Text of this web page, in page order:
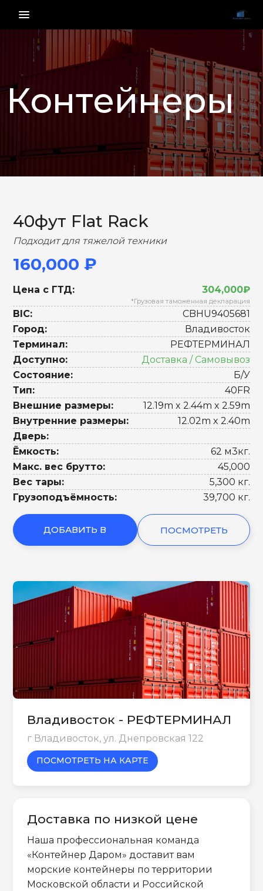
menu_vert
Контейнеры
НАЗАД ВПЕРЕД
40фут Flat Rack
Подходит для тяжелой техники
160,000 ₽
Цена с ГТД: 304,000₽
*Грузовая таможенная декларация
BIC:
CBHU9405681
Город:
Владивосток
Терминал:
РЕФТЕРМИНАЛ
Доступно:
Доставка / Самовывоз
Состояние:
Б/У
Тип:
40FR
Внешние размеры:
12.19m x 2.44m x 2.59m
Внутренние размеры:
12.02m x 2.40m
Дверь:
Ёмкость:
62 м3кг.
Макс. вес брутто:
45,000
Вес тары:
5,300 кг.
Грузоподъёмность:
39,700 кг.
ДОБАВИТЬ В ПОСМОТРЕТЬ
Владивосток - РЕФТЕРМИНАЛ
г Владивосток, ул. Днепровская 122
ПОСМОТРЕТЬ НА КАРТЕ
Доставка по низкой цене
Наша профессиональная команда
«Контейнер Даром» доставит вам
морские контейнеры по территории
Московской области и Российской